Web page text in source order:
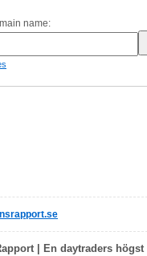
name:
| En daytraders